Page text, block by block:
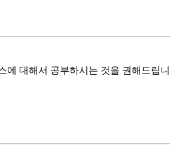
해서 공부하시는 것을 권해드립니다